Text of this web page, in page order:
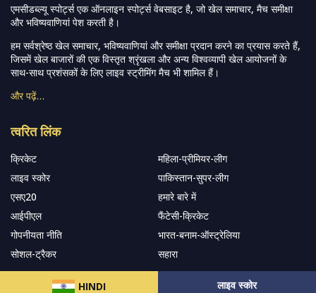
HINDI लाइव स्कोर
एमसीडब्ल्यू स्पोर्ट्स एक ऑनलाइन स्पोर्ट्स वेबसाइट है, जो खेल समाचार, मैच समीक्षा
और भविष्यवाणियां पेश करती है।
हम सर्वश्रेष्ठ खेल समाचार, भविष्यवाणियां और समीक्षा प्रदान करने का प्रयास करते हैं,
जिसमें खेल बाजारों की एक विस्तृत श्रृंखला और अन्य विश्वव्यापी खेल आयोजनों के
साथ-साथ प्रशंसकों के लिए लाइव स्ट्रीमिंग मैच भी शामिल हैं।
और पढ़ें…
त्वरित लिंक
क्रिकेट
महिला-प्रीमियर-लीग
लाइव स्कोर
पाकिस्तान-सुपर-लीग
एसए20
हमारे बारे में
आईपीएल
फैंटेसी-क्रिकेट
गोपनीयता नीति
भारत-बनाम-ऑस्ट्रेलिया
सोशल-ट्रैकर
सहारा
हमारे समाचार पत्र के सदस्य बनें